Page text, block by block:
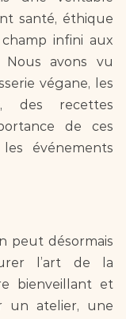
santé, éthique
infini aux
Nous avons vu
végane, les
des recettes
de ces
événements
peut désormais
l’art de la
bienveillant et
un atelier, une